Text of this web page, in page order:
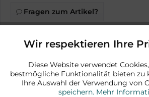
Fragen zum Artikel?
Funktionale
Marketing
Wir respektieren Ihre
Diese Website verwendet
bestmögliche Funktionalität bieten zu
Ihre Auswahl der Verwendung von
speichern. Mehr